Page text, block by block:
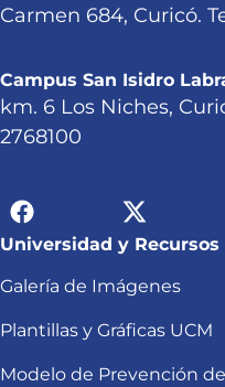
Carmen 684, Curicó.
Campus San Isidro
km. 6 Los Niches,
2768100
Universidad y Recursos
Galería de Imágenes
Plantillas y Gráficas UCM
Modelo de Prevención